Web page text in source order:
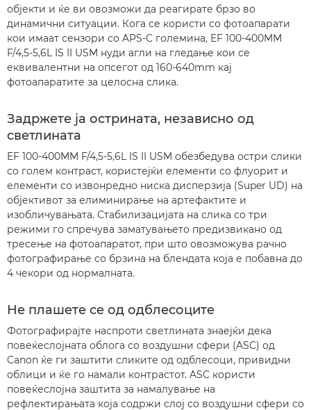
објекти и ќе ви овозможи да реагирате брзо во
динамични ситуации. Кога се користи со фотоапарати
кои имаат сензори со APS-C големина, EF 100-400MM
F/4,5-5,6L IS II USM нуди агли на гледање кои се
еквивалентни на опсегот од 160-640mm кај
фотоапаратите за целосна слика.
Задржете ја острината, независно од
светлината
EF 100-400MM F/4,5-5,6L IS II USM обезбедува остри слики
со голем контраст, користејќи елементи со флуорит и
елементи со извонредно ниска дисперзија (Super UD) на
објективот за елиминирање на артефактите и
изобличувањата. Стабилизацијата на слика со три
режими го спречува заматувањето предизвикано од
тресење на фотоапаратот, при што овозможува рачно
фотографирање со брзина на блендата која е побавна до
4 чекори од нормалната.
Не плашете се од одблесоците
Фотографирајте наспроти светлината знаејќи дека
повеќеслојната облога со воздушни сфери (ASC) од
Canon ќе ги заштити сликите од одблесоци, привидни
облици и ќе го намали контрастот. ASC користи
повеќеслојна заштита за намалување на
рефлектирањата која содржи слој со воздушни сфери со